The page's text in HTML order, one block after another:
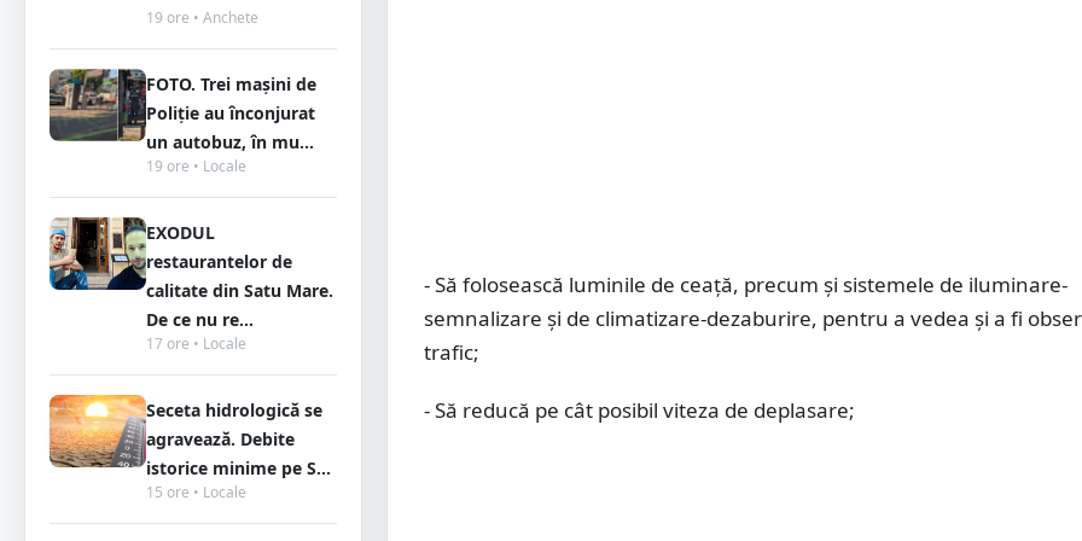
19 ore • Anchete
FOTO. Trei mașini de
Poliție au înconjurat
un autobuz, în mu...
19 ore • Locale
EXODUL
restaurantelor de
calitate din Satu Mare.
De ce nu re...
17 ore • Locale
Seceta hidrologică se
agravează. Debite
istorice minime pe S...
15 ore • Locale
- Să folosească luminile de ceaţă, precum şi sistemele de iluminare-
semnalizare şi de climatizare-dezaburire, pentru a vedea şi a fi
trafic;
- Să reducă pe cât posibil viteza de deplasare;